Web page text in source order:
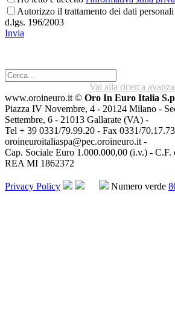
Autorizzo il trattamento dei dati
d.lgs. 196/2003
Invia
Vai alla ricerca
www.oroineuro.it © Oro In Euro Italia
Piazza IV Novembre, 4 - 20124 Milano -
Settembre, 6 - 21013 Gallarate (VA) -
Tel + 39 0331/79.99.20 - Fax 0331/
oroineuroitaliaspa@pec.oroineuro.it -
Cap. Sociale Euro 1.000.000,00 (i.v.) - C.F.
REA MI 1862372
Privacy Policy Numero verde